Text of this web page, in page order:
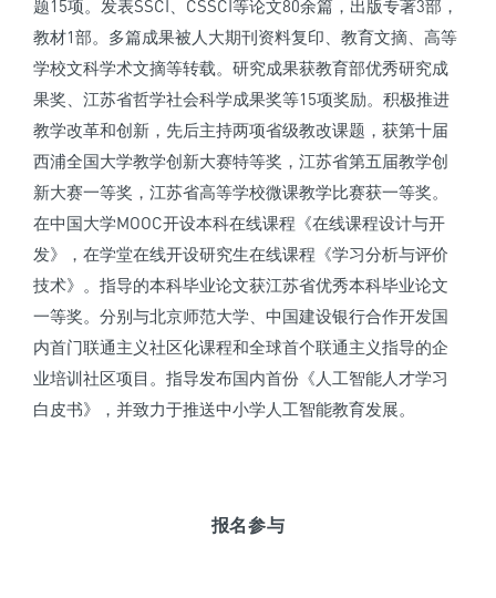
题15项。发表SSCI、CSSCI等论文80余篇，出版专著3部，
教材1部。多篇成果被人大期刊资料复印、教育文摘、高等
学校文科学术文摘等转载。研究成果获教育部优秀研究成
果奖、江苏省哲学社会科学成果奖等15项奖励。积极推进
教学改革和创新，先后主持两项省级教改课题，获第十届
西浦全国大学教学创新大赛特等奖，江苏省第五届教学创
新大赛一等奖，江苏省高等学校微课教学比赛获一等奖。
在中国大学MOOC开设本科在线课程《在线课程设计与开
发》，在学堂在线开设研究生在线课程《学习分析与评价
技术》。指导的本科毕业论文获江苏省优秀本科毕业论文
一等奖。分别与北京师范大学、中国建设银行合作开发国
内首门联通主义社区化课程和全球首个联通主义指导的企
业培训社区项目。指导发布国内首份《人工智能人才学习
白皮书》，并致力于推送中小学人工智能教育发展。
报名参与